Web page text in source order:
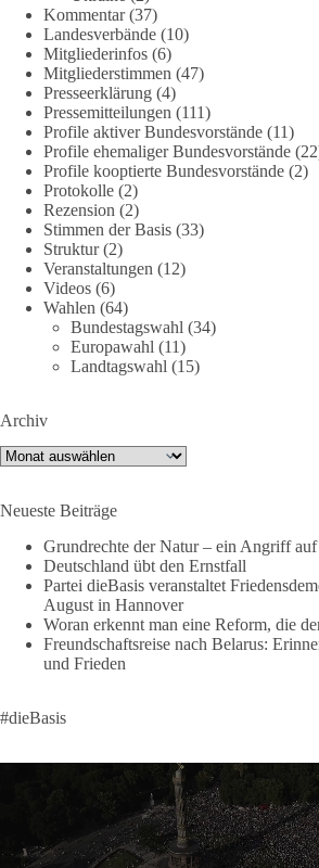
158 26 69
DieBasis
2 Tage(n) zuvor
🌍 Migration darf niemals zum politischen
werden.
Die Ereignisse in Ceuta zeigen, wie schnell
zwischen geopolitische Interessen geraten
Unabhängig davon, welche politischen oder
Ursachen diese Krise im Einzelnen hatte,
Wenn Migration als Druckmittel eingesetzt
Schleusernetzwerken ausgenutzt werden
Ende immer die Menschen.
🟩🟩🟦🟦🟥🟥🟧🟧
dieBasis meint:
Wer Menschen für politische Interessen
Europa braucht eine Migrationspolitik, die
Grundpfeilern beruht:
✅ Achtung der Menschenwürde
✅ Wahrung rechtsstaatlicher Verfahren
✅ Verantwortung statt Symbolpolitik
werden. Das gelingt nur durch eine Politik,
Migration nicht zum Gegenstand
Der Mensch darf niemals zum Spielball
werden.
Kommentar(37)
Landesverbände (10)
Mitgliederinfos (6)
Mitgliederstimmen (47)
Presseerklärung (4)
Pressemitteilungen (111)
Profile aktiver Bundesvorstände (11)
Profile ehemaliger Bundesvorstände
Profile kooptierte Bundesvorstände (2)
Protokolle (2)
Rezension (2)
Stimmen der Basis (33)
Struktur(2)
Veranstaltungen (12)
Videos (6)
Wahlen (64)
Bundestagswahl (34)
Europawahl (11)
Landtagswahl (15)
Archiv
Archiv
Neueste Beiträge
Grundrechte der Natur – ein Angriff auf
Deutschland übt den Ernstfall
Partei dieBasis veranstaltet
August in Hannover
Woran erkennt man eine Reform, die
Freundschaftsreise nach Belarus:
und Frieden
#dieBasis